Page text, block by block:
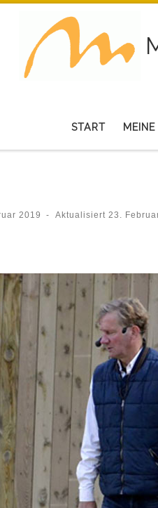
START
2019 - Aktualisiert 23.